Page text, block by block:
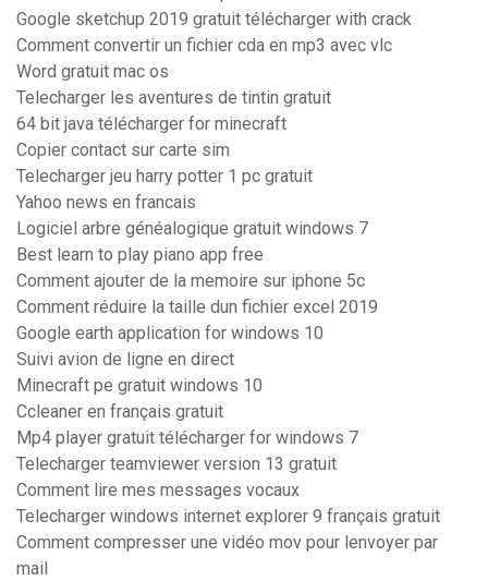
Google sketchup 2019 gratuit télécharger with crack
Comment convertir un fichier cda en mp3 avec vlc
Word gratuit mac os
Telecharger les aventures de tintin gratuit
64 bit java télécharger for minecraft
Copier contact sur carte sim
Telecharger jeu harry potter 1 pc gratuit
Yahoo news en francais
Logiciel arbre généalogique gratuit windows 7
Best learn to play piano app free
Comment ajouter de la memoire sur iphone 5c
Comment réduire la taille dun fichier excel 2019
Google earth application for windows 10
Suivi avion de ligne en direct
Minecraft pe gratuit windows 10
Ccleaner en français gratuit
Mp4 player gratuit télécharger for windows 7
Telecharger teamviewer version 13 gratuit
Comment lire mes messages vocaux
Telecharger windows internet explorer 9 français gratuit
Comment compresser une vidéo mov pour lenvoyer par
mail